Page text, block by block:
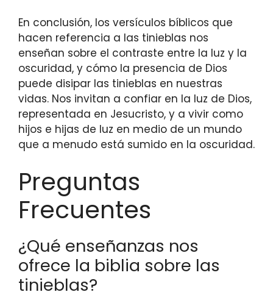
En conclusión, los versículos bíblicos que
hacen referencia a las tinieblas nos
enseñan sobre el contraste entre la luz y la
oscuridad, y cómo la presencia de Dios
puede disipar las tinieblas en nuestras
vidas. Nos invitan a confiar en la luz de Dios,
representada en Jesucristo, y a vivir como
hijos e hijas de luz en medio de un mundo
que a menudo está sumido en la oscuridad.
Preguntas
Frecuentes
¿Qué enseñanzas nos
ofrece la biblia sobre las
tinieblas?